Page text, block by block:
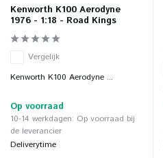
Kenworth K100 Aerodyne
1976 - 1:18 - Road Kings
Vergelijk
Kenworth K100 Aerodyne ...
Op voorraad
10-14 werkdagen: Op voorraad bij
de leverancier
Deliverytime